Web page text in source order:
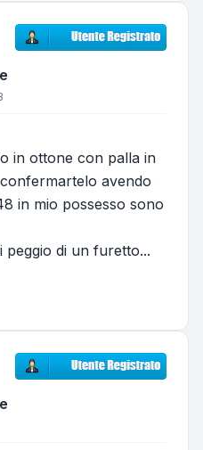
in ottone con palla in
avendo
in mio possesso sono
di un furetto...